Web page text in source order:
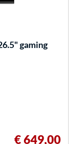
gaming
€ 649,00